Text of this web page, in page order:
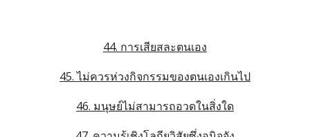
44. การเสียสละตนเอง
45. ไม่ควรห่วงกิจกรรมของตนเองเกินไป
46. มนุษย์ไม่สามารถอวดในสิ่งใด